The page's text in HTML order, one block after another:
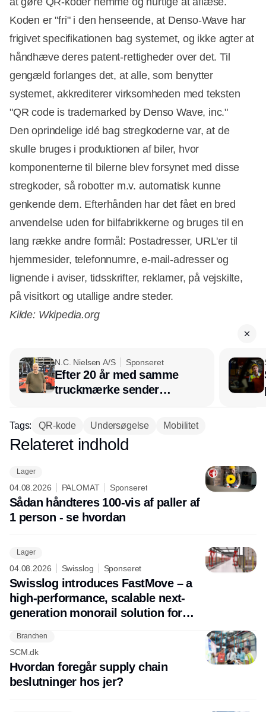
Koden er "fri" i den henseende, at Denso-Wave har
frigivet specifikationen bag systemet, og ikke agter at
håndhæve deres patent-rettigheder over det. Til
gengæld forlanges det, at alle, som benytter
systemet, akkrediterer virksomheden med teksten
"QR code is trademarked by Denso Wave, inc."
Den oprindelige idé bag stregkoderne var, at de
skulle bruges i produktionen af biler, hvor
komponenterne til bilerne blev forsynet med disse
stregkoder, så robotter m.v. automatisk kunne
genkende dem. Efterhånden har det fået en bred
anvendelse uden for bilfabrikkerne og bruges til en
lang række andre formål: Postadresser, URL'er til
hjemmesider, telefonnumre, e-mail-adresser og
lignende i aviser, tidsskrifter, reklamer, på vejskilte,
på visitkort og utallige andre steder.
Kilde: Wkipedia.org
N.C. Nielsen A/S Sponseret
Efter 20 år med samme
truckmærke sender
lagerchef stafetten videre
hos INOX
Tags: QR-kode Undersøgelse Mobilitet
Annonce
Relateret indhold
Lager
04.08.2026 PALOMAT Sponseret
Sådan håndteres 100-vis af paller af
1 person - se hvordan
Lager
04.08.2026 Swisslog Sponseret
Swisslog introduces FastMove – a
high-performance, scalable next-
generation monorail solution for
Branchen
SCM.dk
Hvordan foregår supply chain
beslutninger hos jer?